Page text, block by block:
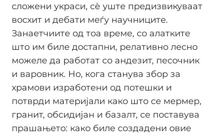
сложени украси, сè уште предизвикуваат
восхит и дебати меѓу научниците.
Занаетчиите од тоа време, со алатките
што им биле достапни, релативно лесно
можеле да работат со андезит, песочник
и варовник. Но, кога станува збор за
храмови изработени од потешки и
потврди материјали како што се мермер,
гранит, обсидијан и базалт, се поставува
прашањето: како биле создадени овие